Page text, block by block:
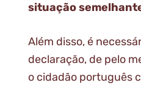
situação
Além disso, é
declaração, de pelo
o cidadão português